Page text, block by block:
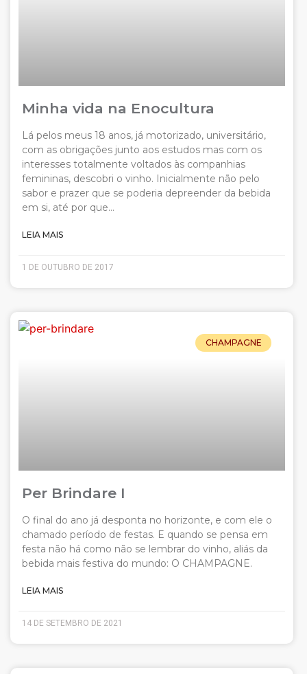
Minha vida na Enocultura
Lá pelos meus 18 anos, já motorizado, universitário,
com as obrigações junto aos estudos mas com os
interesses totalmente voltados às companhias
femininas, descobri o vinho. Inicialmente não pelo
sabor e prazer que se poderia depreender da bebida
em si, até por que…
LEIA MAIS
1 DE OUTUBRO DE 2017
CHAMPAGNE
Per Brindare I
O final do ano já desponta no horizonte, e com ele o
chamado período de festas. E quando se pensa em
festa não há como não se lembrar do vinho, aliás da
bebida mais festiva do mundo: O CHAMPAGNE.
LEIA MAIS
14 DE SETEMBRO DE 2021